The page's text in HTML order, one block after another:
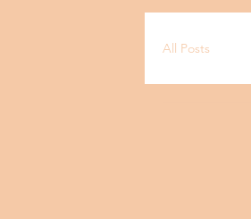
All Posts